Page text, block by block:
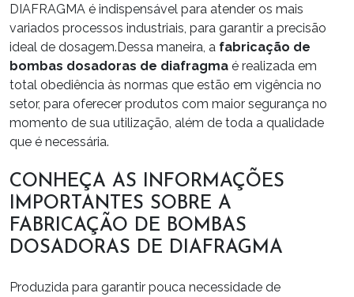
DIAFRAGMA é indispensável para atender os mais
variados processos industriais, para garantir a precisão
ideal de dosagem.Dessa maneira, a fabricação de
bombas dosadoras de diafragma é realizada em
total obediência às normas que estão em vigência no
setor, para oferecer produtos com maior segurança no
momento de sua utilização, além de toda a qualidade
que é necessária.
CONHEÇA AS INFORMAÇÕES
IMPORTANTES SOBRE A
FABRICAÇÃO DE BOMBAS
DOSADORAS DE DIAFRAGMA
Produzida para garantir pouca necessidade de